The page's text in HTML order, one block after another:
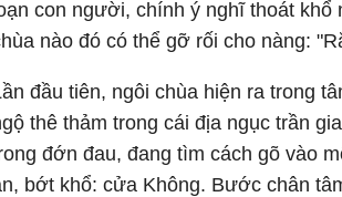
con người, chính ý nghĩ thoát
nào đó có thể gỡ rối cho nàng:
đầu tiên, ngôi chùa hiện ra trong
thê thảm trong cái địa ngục trần
đớn đau, đang tìm cách gõ vào
bớt khổ: cửa Không. Bước chân